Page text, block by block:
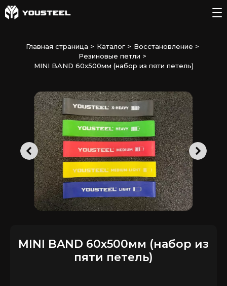
Главная страница > Каталог> Восстановление >
Резиновые петли >
MINI BAND 60x500мм (набор из пяти петель)
MINI BAND 60x500мм (набор из
пяти петель)